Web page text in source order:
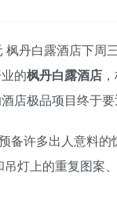
的枫丹白露酒店
店极品项目终于
备许多出人意料
灯上的重复图案